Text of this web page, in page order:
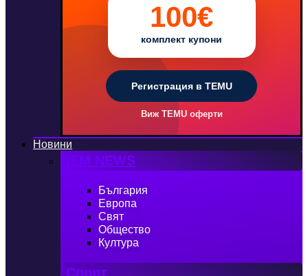
100€
комплект купони
Регистрация в TEMU
Виж TEMU оферти
Новини
iEM NEWS
България
Европа
Свят
Общество
Култура
Спорт